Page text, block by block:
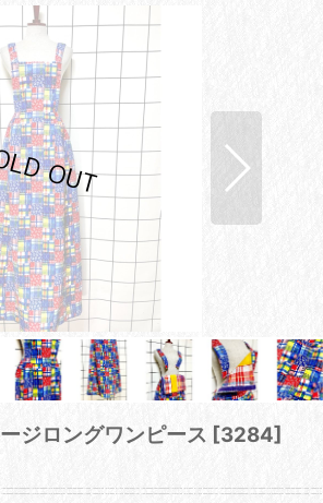
ジロングワンピース [3284]